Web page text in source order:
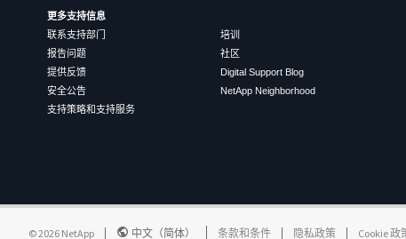
更多支持信息
联系支持部门
报告问题
提供反馈
安全公告
支持策略和支持服务
培训
社区
Digital Support Blog
NetApp Neighborhood
©2026 NetApp 中文（简体） 条款和条件 隐私政策 Cookie 政